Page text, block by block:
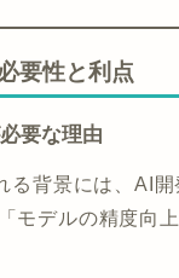
要性と利点
要な理由
る背景には、AI開
モデルの精度向